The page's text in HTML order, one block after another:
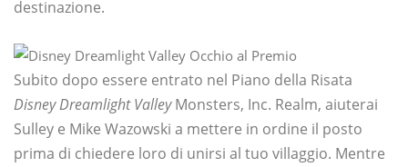
destinazione.
Subito dopo essere entrato nel Piano della Risata
Disney Dreamlight ValleyMonsters, Inc. Realm, aiuterai
Sulley e Mike Wazowski a mettere in ordine il posto
prima di chiedere loro di unirsi al tuo villaggio. Mentre